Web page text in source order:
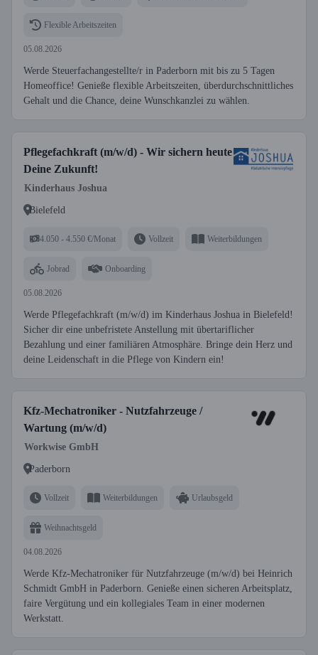
Flexible Arbeitszeiten
05.08.2026
Werde Steuerfachangestellte/r in Paderborn mit bis zu 5 Tagen
Homeoffice! Genieße flexible Arbeitszeiten, überdurchschnittliches
Gehalt und die Chance, deine Wunschkanzlei zu wählen.
Pflegefachkraft (m/w/d) - Wir sichern heute
Deine Zukunft!
Kinderhaus Joshua
Bielefeld
4.050 - 4.550 €/Monat Vollzeit Weiterbildungen
Jobrad Onboarding
05.08.2026
Werde Pflegefachkraft (m/w/d) im Kinderhaus Joshua in Bielefeld!
Sicher dir eine unbefristete Anstellung mit übertariflicher
Bezahlung und einer familiären Atmosphäre. Bringe dein Herz und
deine Leidenschaft in die Pflege von Kindern ein!
Kfz-Mechatroniker - Nutzfahrzeuge /
Wartung (m/w/d)
Workwise GmbH
Paderborn
Vollzeit Weiterbildungen Urlaubsgeld
Weihnachtsgeld
04.08.2026
Werde Kfz-Mechatroniker für Nutzfahrzeuge (m/w/d) bei Heinrich
Schmidt GmbH in Paderborn. Genieße einen sicheren Arbeitsplatz,
faire Vergütung und ein kollegiales Team in einer modernen
Werkstatt.